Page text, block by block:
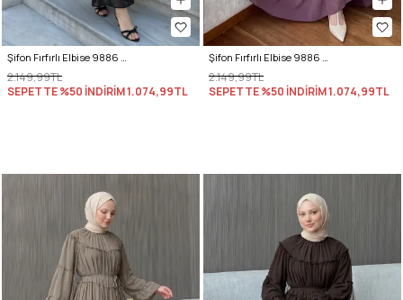
Şifon Fırfırlı Elbise 9886 - SİYAH
2.149,99TL
SEPETTE %50 İNDİRİM1.074,99TL
Şifon Fırfırlı Elbise 9886 - MÜRDÜM
2.149,99TL
SEPETTE %50 İNDİRİM1.074,99TL